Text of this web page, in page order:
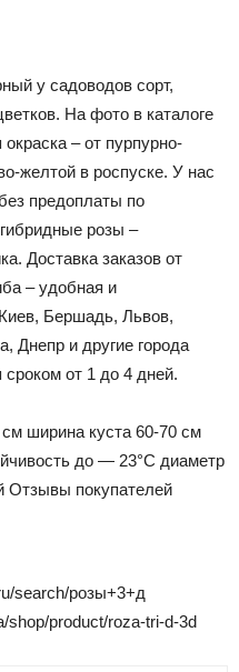
у садоводов сорт,
На фото в каталоге
– от пурпурно-
желтой в роспуске. У нас
предоплаты по
розы –
Доставка заказов от
– удобная и
Бершадь, Львов,
Днепр и другие города
от 1 до 4 дней.
см ширина куста 60-70 см
до — 23°С диаметр
Отзывы покупателей
search/розы+3+д
shop/product/roza-tri-d-3d